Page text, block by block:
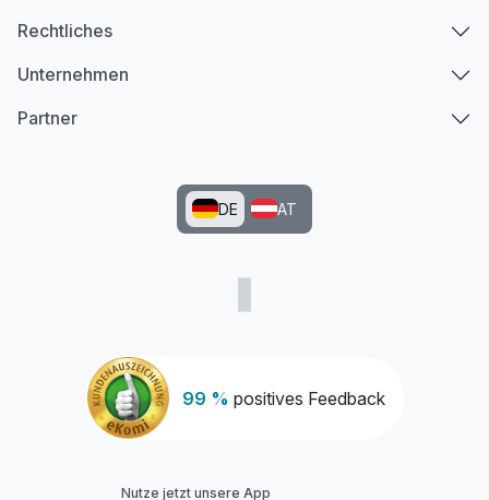
Für 5 Tage
99 % positives Feedback
Rechtliches
Unternehmen
Partner
DE AT
Nutze jetzt unsere App